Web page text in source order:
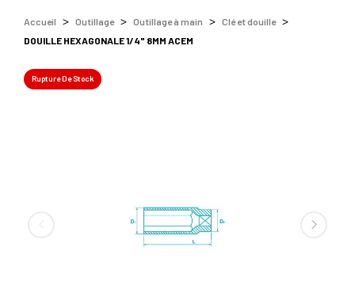
Accueil Outillage Outillage à main
Clé et douille
DOUILLE HEXAGONALE 1/4" 8MM ACEM
Rupture De Stock